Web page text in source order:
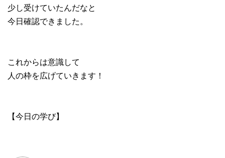
少し受けていたんだなと
今日確認できました。
これからは意識して
人の枠を広げていきます！
【今日の学び】